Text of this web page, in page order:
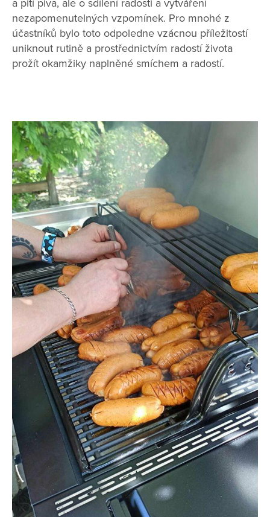
a pití piva, ale o sdílení radosti a vytváření
nezapomenutelných vzpomínek. Pro mnohé z
účastníků bylo toto odpoledne vzácnou příležitostí
uniknout rutině a prostřednictvím radostí života
prožít okamžiky naplněné smíchem a radostí.